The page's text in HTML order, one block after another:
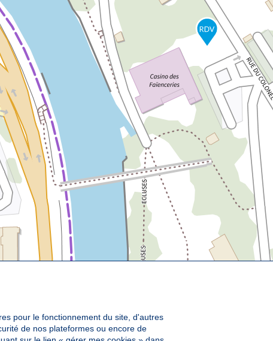
pour le fonctionnement du site, d'autres
de nos plateformes ou encore de